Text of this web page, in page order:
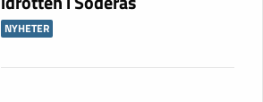
NYHETER